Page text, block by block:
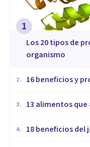
1
​Los 20 tipos de
organismo
2. 16 beneficios y
3. 13 alimentos
4. 18 beneficios del